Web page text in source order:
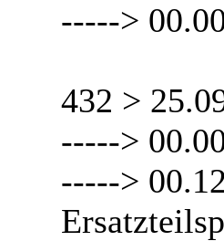
----->
432 >
----->
----->